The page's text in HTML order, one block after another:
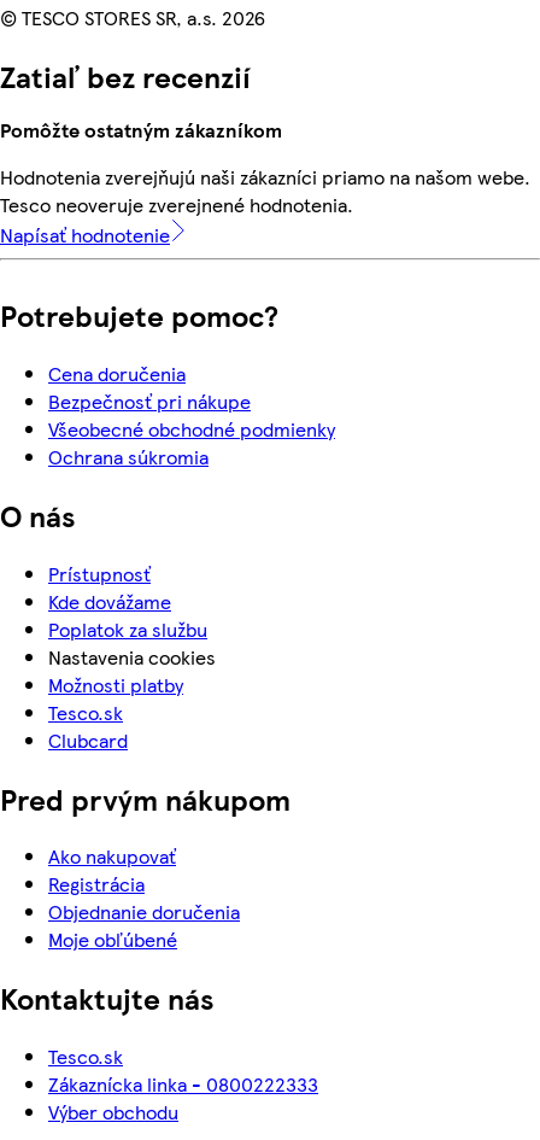
© TESCO STORES SR, a.s. 2026
Zatiaľ bez recenzií
Pomôžte ostatným zákazníkom
Hodnotenia zverejňujú naši zákazníci priamo na našom webe.
Tesco neoveruje zverejnené hodnotenia.
Napísať hodnotenie
Potrebujete pomoc?
Cena doručenia
Bezpečnosť pri nákupe
Všeobecné obchodné podmienky
Ochrana súkromia
O nás
Prístupnosť
Kde dovážame
Poplatok za službu
Nastavenia cookies
Možnosti platby
Tesco.sk
Clubcard
Pred prvým nákupom
Ako nakupovať
Registrácia
Objednanie doručenia
Moje obľúbené
Kontaktujte nás
Tesco.sk
Zákaznícka linka - 0800222333
Výber obchodu